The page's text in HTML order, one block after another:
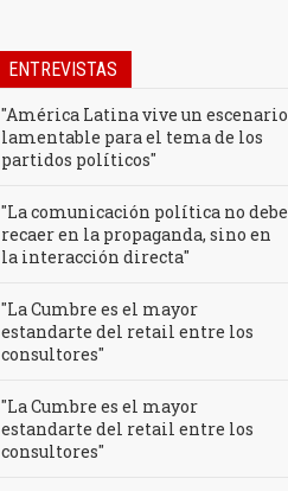
ENTREVISTAS
"América Latina vive un escenario
lamentable para el tema de los
partidos políticos"
"La comunicación política no debe
recaer en la propaganda, sino en
la interacción directa"
"La Cumbre es el mayor
estandarte del retail entre los
consultores"
"La Cumbre es el mayor
estandarte del retail entre los
consultores"